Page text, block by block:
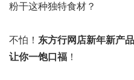
粉干这种独特食材？
不怕！ 东方行网店新年新产
让你一饱口福 ！